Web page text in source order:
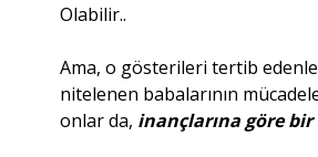
Olabilir..
Ama, o gösterileri tertib
nitelenen babalarının
onlar da, inançlarına göre